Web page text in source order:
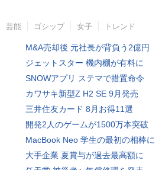
芸能 ゴシップ 女子 トレンド
M&A売却後 元社長が背負う2億円
ジェットスター 機内棚が有料に
SNOWアプリ ステマで措置命令
カワサキ新型Z H2 SE 9月発売
三井住友カード 8月お得11選
開発2人のゲームが1500万本突破
MacBook Neo 学生の最初の相棒に
大手企業 夏賞与が過去最高額に